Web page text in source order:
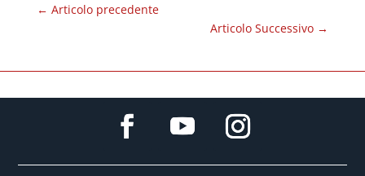
← Articolo precedente
Articolo Successivo →